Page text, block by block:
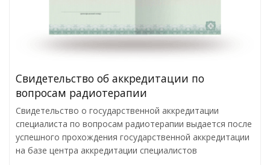
Cвидетельство об аккредитации по
вопросам радиотерапии
Свидетельство о государственной аккредитации
специалиста по вопросам радиотерапии выдается после
успешного прохождения государственной аккредитации
на базе центра аккредитации специалистов